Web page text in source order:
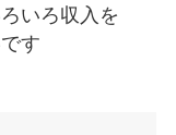
いろ収入を
す